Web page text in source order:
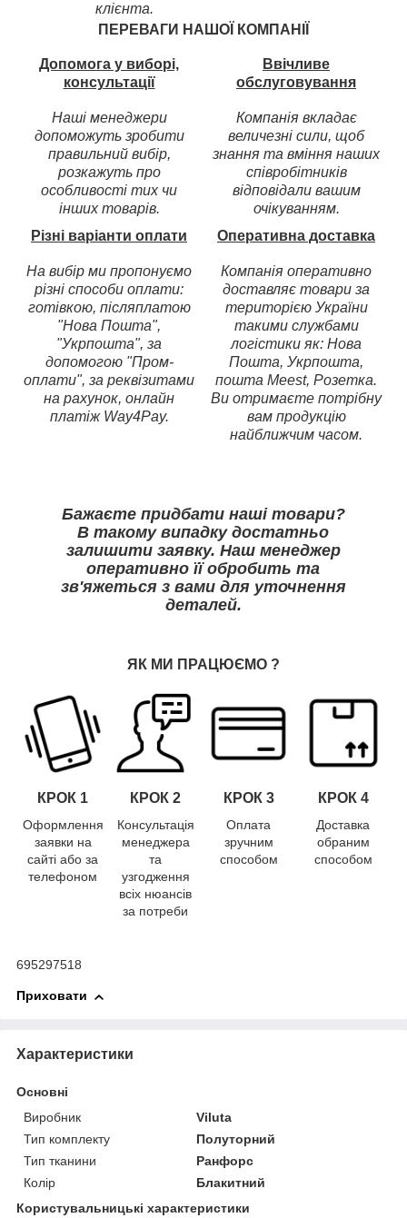
клієнта.
ПЕРЕВАГИ НАШОЇ КОМПАНІЇ
Допомога у виборі,
консультації
Наші менеджери
допоможуть зробити
правильний вибір,
розкажуть про
особливості тих чи
інших товарів.
Ввічливе
обслуговування
Компанія вкладає
величезні сили, щоб
знання та вміння наших
співробітників
відповідали вашим
очікуванням.
Різні варіанти оплати
На вибір ми пропонуємо
різні способи оплати:
готівкою, післяплатою
"Нова Пошта",
"Укрпошта", за
допомогою "Пром-
оплати", за реквізитами
на рахунок, онлайн
платіж Way4Pay.
Оперативна доставка
Компанія оперативно
доставляє товари за
територією України
такими службами
логістики як: Нова
Пошта, Укрпошта,
пошта Meest, Розетка.
Ви отримаєте потрібну
вам продукцію
найближчим часом.
Бажаєте придбати наші товари?
В такому випадку достатньо
залишити заявку. Наш менеджер
оперативно її обробить та
зв'яжеться з вами для уточнення
деталей.
ЯК МИ ПРАЦЮЄМО ?
КРОК 1 КРОК 2 КРОК 3 КРОК 4
Оформлення
заявки на
сайті або за
телефоном
Консультація
менеджера
та
узгодження
всіх нюансів
за потреби
Оплата
зручним
способом
Доставка
обраним
способом
695297518
Приховати
Характеристики
Основні
Виробник
Viluta
Тип комплекту
Полуторний
Тип тканини
Ранфорс
Колір
Блакитний
Користувальницькі характеристики